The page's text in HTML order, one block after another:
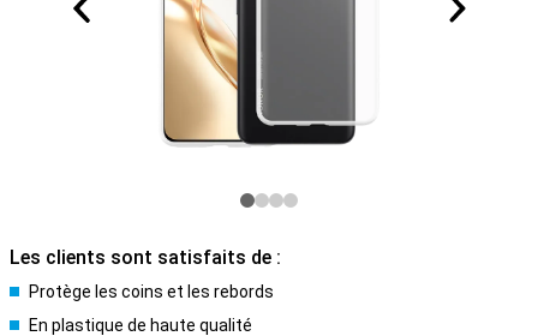
Les clients sont satisfaits de :
Protège les coins et les rebords
En plastique de haute qualité